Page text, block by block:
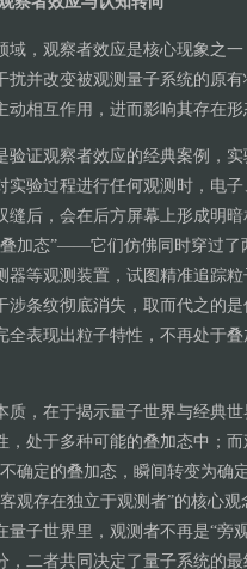
域，观察者效应是核心现象之
扰并改变被观测量子系统的原
动相互作用，进而影响其存在形
验证观察者效应的经典案例，
实验过程进行任何观测时，电
缝后，会在后方屏幕上形成明
加态”——它们仿佛同时穿过了
器等观测装置，试图精准追踪
涉条纹彻底消失，取而代之的
全表现出粒子特性，不再处于
质，在于揭示量子世界与经典
，处于多种可能的叠加态中；
确定的叠加态，瞬间转变为确
观存在独立于观测者”的核心
量子世界里，观测者不再是“旁
，二者共同决定了量子系统的最